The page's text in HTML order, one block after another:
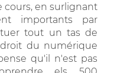
cours, en surlignant
importants par
tout un tas de
droit du numérique
qu'il n'est pas